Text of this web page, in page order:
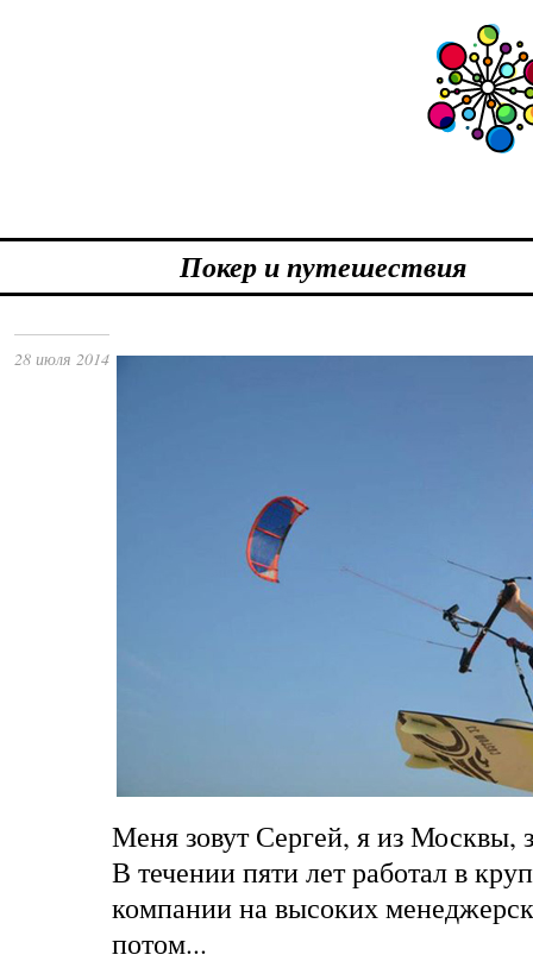
Покер и путешествия
28 июля 2014
Меня зовут Сергей, я из
В течении пяти лет работал в
компании на высоких
потом...